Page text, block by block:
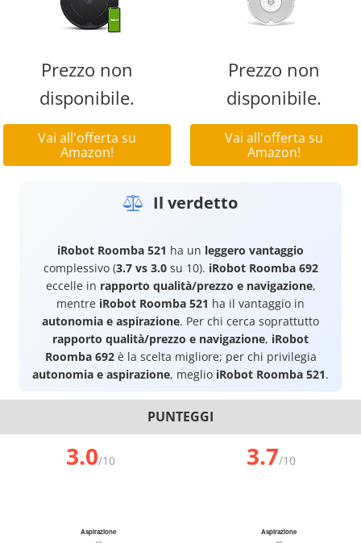
Prezzo non
disponibile.
Vai all'offerta su
Amazon!
Prezzo non
disponibile.
Vai all'offerta su
Amazon!
Il verdetto
iRobot Roomba 521 ha un leggero vantaggio
complessivo (3.7 vs 3.0su 10). iRobot Roomba 692
eccelle in rapporto qualità/prezzo e navigazione,
mentre iRobot Roomba 521 ha il vantaggio in
autonomia e aspirazione. Per chi cerca soprattutto
rapporto qualità/prezzo e navigazione, iRobot
Roomba 692è la scelta migliore; per chi privilegia
autonomia e aspirazione, meglio iRobot Roomba 521.
PUNTEGGI
3.0/10 3.7/10